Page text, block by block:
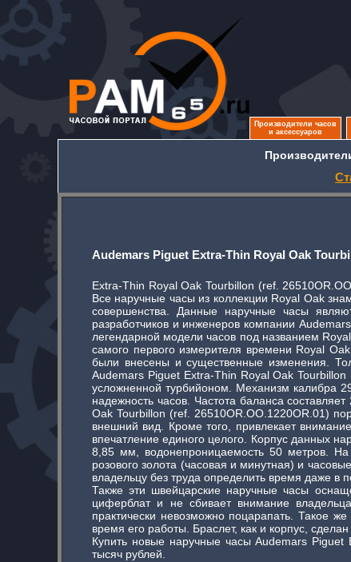
Производители часов
и аксессуаров
Audemars Piguet Extra-Thin Royal Oak
Extra-Thin Royal Oak Tourbillon (ref.
Все наручные часы из коллекции Royal Oak
совершенства. Данные наручные часы
разработчиков и инженеров компании
легендарной модели часов под названием
самого первого измерителя времени Royal
были внесены и существенные изменения.
Audemars Piguet Extra-Thin Royal Oak
усложненной турбийоном. Механизм калибра
надежность часов. Частота баланса
Oak Tourbillon (ref. 26510OR.OO.1220OR.01)
внешний вид. Кроме того, привлекает
впечатление единого целого. Корпус данных
8,85 мм, водонепроницаемость 50 метров. На
розового золота (часовая и минутная) и
владельцу без труда определить время даже в
Также эти швейцарские наручные часы
циферблат и не сбивает внимание
практически невозможно поцарапать. Такое
время его работы. Браслет, как и корпус, сделан
Купить новые наручные часы Audemars
тысяч рублей.